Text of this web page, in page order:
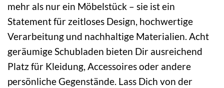
mehr als nur ein Möbelstück – sie ist ein
Statement für zeitloses Design, hochwertige
Verarbeitung und nachhaltige Materialien. Acht
geräumige Schubladen bieten Dir ausreichend
Platz für Kleidung, Accessoires oder andere
persönliche Gegenstände. Lass Dich von der